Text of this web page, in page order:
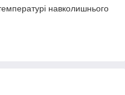
навколишнього